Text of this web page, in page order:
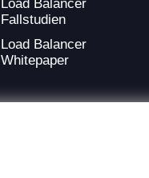
Load Balancer
Fallstudien
Load Balancer
Whitepaper